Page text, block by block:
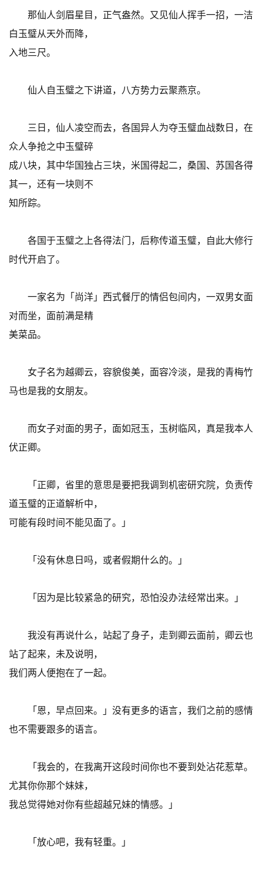
那仙人剑眉星目，正气盎然。又见仙人挥手一招，一洁
白玉璧从天外而降，
入地三尺。
仙人自玉璧之下讲道，八方势力云聚燕京。
三日，仙人凌空而去，各国异人为夺玉璧血战数日，在
众人争抢之中玉璧碎
成八块，其中华国独占三块，米国得起二，桑国、苏国各得
其一，还有一块则不
知所踪。
各国于玉璧之上各得法门，后称传道玉璧，自此大修行
时代开启了。
一家名为「尚洋」西式餐厅的情侣包间内，一双男女面
对而坐，面前满是精
美菜品。
女子名为越卿云，容貌俊美，面容冷淡，是我的青梅竹
马也是我的女朋友。
而女子对面的男子，面如冠玉，玉树临风，真是我本人
伏正卿。
「正卿，省里的意思是要把我调到机密研究院，负责传
道玉璧的正道解析中，
可能有段时间不能见面了。」
「没有休息日吗，或者假期什么的。」
「因为是比较紧急的研究，恐怕没办法经常出来。」
我没有再说什么，站起了身子，走到卿云面前，卿云也
站了起来，未及说明，
我们两人便抱在了一起。
「恩，早点回来。」没有更多的语言，我们之前的感情
也不需要跟多的语言。
「我会的，在我离开这段时间你也不要到处沾花惹草。
尤其你你那个妹妹，
我总觉得她对你有些超越兄妹的情感。」
「放心吧，我有轻重。」